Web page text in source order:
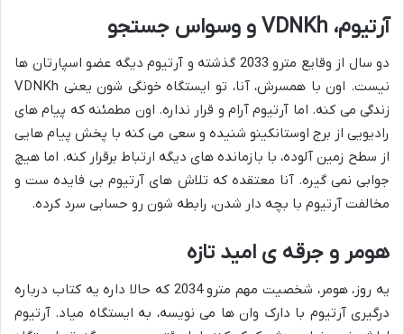
آرتیوم، VDNKh و وسواس جستجو
دو سال از وقایع مترو 2033 گذشته و آرتیوم دیگه عضو اسپارتان ها
نیست. اون با همسرش، آنا، تو ایستگاه خونگی شون یعنی VDNKh
زندگی می کنه. اما آرتیوم آرام و قرار نداره. اون مطمئنه که پیام های
رادیویی از برج اوستانکینو شنیده و سعی می کنه با پخش پیام هایی
از سطح زمین آلوده، با بازمانده های دیگه ارتباط برقرار کنه. اما هیچ
جوابی نمی گیره. آنا معتقده که تلاش های آرتیوم بی فایده ست و
مخالفت آرتیوم با بچه دار شدن، رابطه شون رو حسابی سرد کرده.
هومر و جرقه ی امید تازه
یه روز، هومر، شخصیت مهم مترو 2034 که حالا داره یه کتاب درباره
درگیری آرتیوم با دارک وان ها می نویسه، به ایستگاه میاد. آرتیوم